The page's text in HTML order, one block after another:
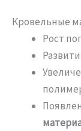
Кровельные
Рост